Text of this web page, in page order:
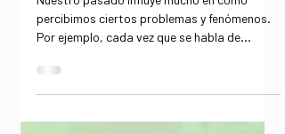
riqueza
Nuestro pasado influye mucho en cómo
percibimos ciertos problemas y fenómenos.